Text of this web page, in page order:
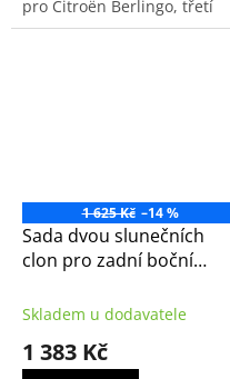
pro Citroën Berlingo, třetí
generace, od faceliftu 2024.
1 625 Kč –14 %
Sada dvou slunečních
clon pro zadní boční
Berlingo XL (K9) 2018-
Rifter)
Skladem u dodavatele
1 383 Kč